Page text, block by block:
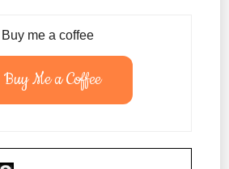
Buy me a coffee
Buy Me a Coffee